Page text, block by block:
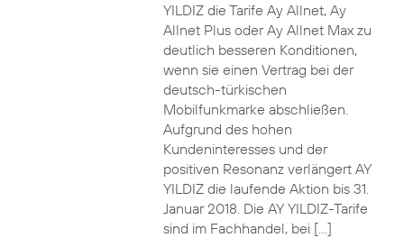
YILDIZ die Tarife Ay Allnet, Ay
Allnet Plus oder Ay Allnet Max zu
deutlich besseren Konditionen,
wenn sie einen Vertrag bei der
deutsch-türkischen
Mobilfunkmarke abschließen.
Aufgrund des hohen
Kundeninteresses und der
positiven Resonanz verlängert AY
YILDIZ die laufende Aktion bis 31.
Januar 2018. Die AY YILDIZ-Tarife
sind im Fachhandel, bei […]